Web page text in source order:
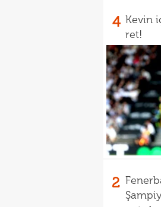
4 Kevin
ret!
2